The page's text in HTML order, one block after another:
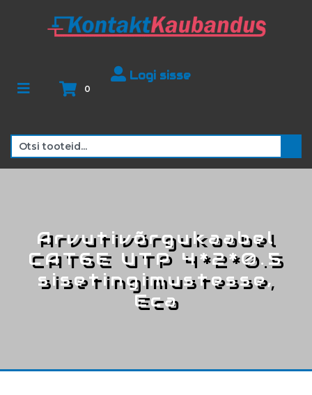
0
Logi sisse
Arvutivõrgukaabel
CAT6E UTP 4*2*0.5
sisetingimustesse,
Eca